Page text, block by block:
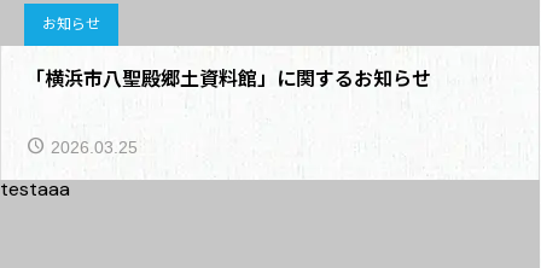
お知らせ
「横浜市八聖殿郷土資料館」に関するお知らせ
2026.03.25
testaaa